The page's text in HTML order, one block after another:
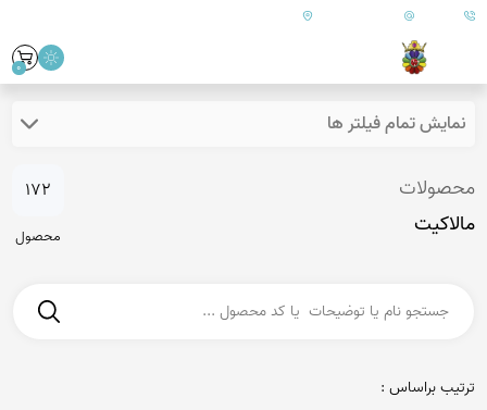
09179890157 ایران - فارس - کازرون
0
نمایش تمام فیلتر ها
محصولات
مالاکیت
172
محصول
ترتیب براساس :